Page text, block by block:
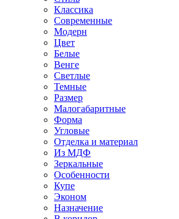
Классика
Современные
Модерн
Цвет
Белые
Венге
Светлые
Темные
Размер
Малогабаритные
Форма
Угловые
Отделка и материал
Из МДФ
Зеркальные
Особенности
Купе
Эконом
Назначение